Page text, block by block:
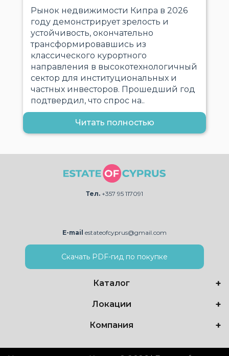
Рынок недвижимости Кипра в 2026
году демонстрирует зрелость и
устойчивость, окончательно
трансформировавшись из
классического курортного
направления в высокотехнологичный
сектор для институциональных и
частных инвесторов. Прошедший год
подтвердил, что спрос на..
Читать полностью
Тел. +357 95 117091
E-mail estateofcyprus@gmail.com
Скачать PDF-гид по покупке
Каталог
Локации
Компания